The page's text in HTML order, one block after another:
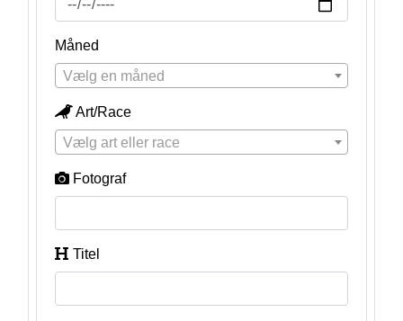
Måned
Vælg en måned
Art/Race
Vælg art eller race
Fotograf
Titel